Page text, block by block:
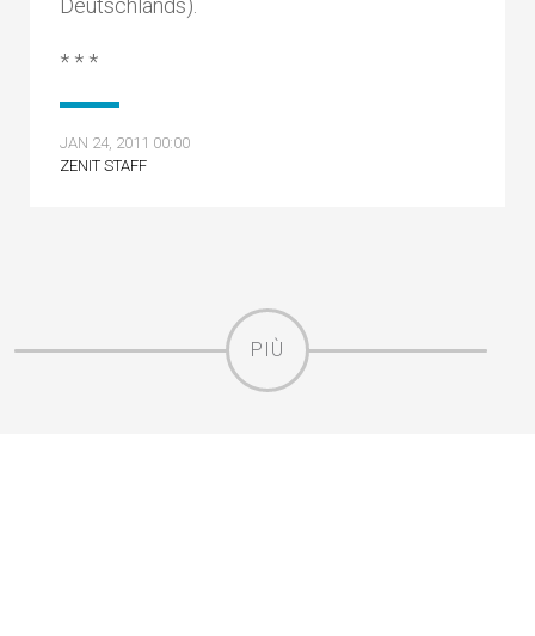
Deutschlands).
* * *
JAN 24, 2011 00:00
ZENIT STAFF
PIÙ